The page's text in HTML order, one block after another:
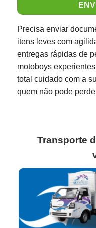
Precisa enviar
itens leves com
entregas rápidas de
motoboys
total cuidado com a
quem não pode
Transporte